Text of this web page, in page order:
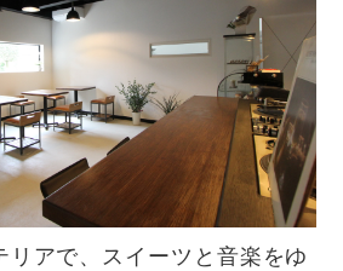
リアで、スイーツと音楽をゆ